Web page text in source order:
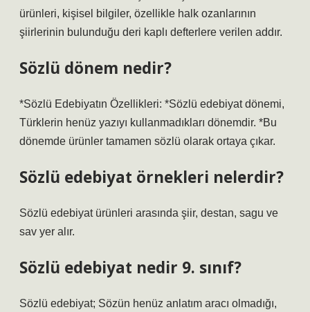
ürünleri, kişisel bilgiler, özellikle halk ozanlarının
şiirlerinin bulunduğu deri kaplı defterlere verilen addır.
Sözlü dönem nedir?
*Sözlü Edebiyatın Özellikleri: *Sözlü edebiyat dönemi,
Türklerin henüz yazıyı kullanmadıkları dönemdir. *Bu
dönemde ürünler tamamen sözlü olarak ortaya çıkar.
Sözlü edebiyat örnekleri nelerdir?
Sözlü edebiyat ürünleri arasında şiir, destan, sagu ve
sav yer alır.
Sözlü edebiyat nedir 9. sınıf?
Sözlü edebiyat; Sözün henüz anlatım aracı olmadığı,